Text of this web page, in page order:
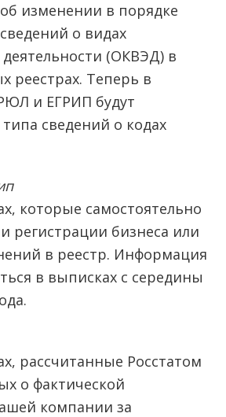
изменении в порядке
о видах
(ОКВЭД) в
реестрах. Теперь в
и ЕГРИП будут
сведений о кодах
которые самостоятельно
регистрации бизнеса или
в реестр. Информация
в выписках с середины
рассчитанные Росстатом
о фактической
компании за